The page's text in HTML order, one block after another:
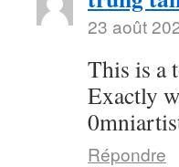
23 août
This is a
Exactly
Répondre